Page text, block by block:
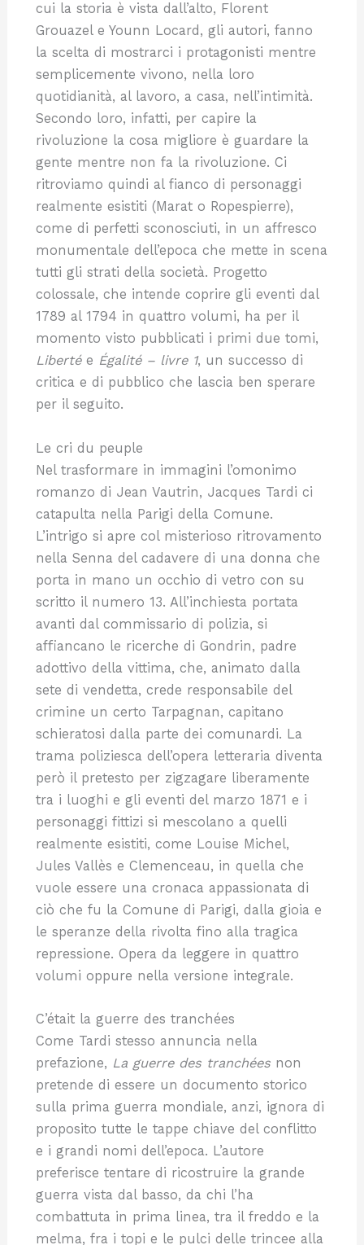
cui la storia è vista dall’alto, Florent
Grouazel e Younn Locard, gli autori, fanno
la scelta di mostrarci i protagonisti mentre
semplicemente vivono, nella loro
quotidianità, al lavoro, a casa, nell’intimità.
Secondo loro, infatti, per capire la
rivoluzione la cosa migliore è guardare la
gente mentre non fa la rivoluzione. Ci
ritroviamo quindi al fianco di personaggi
realmente esistiti (Marat o Ropespierre),
come di perfetti sconosciuti, in un affresco
monumentale dell’epoca che mette in scena
tutti gli strati della società. Progetto
colossale, che intende coprire gli eventi dal
1789 al 1794 in quattro volumi, ha per il
momento visto pubblicati i primi due tomi,
Libertée Égalité – livre 1, un successo di
critica e di pubblico che lascia ben sperare
per il seguito.
Le cri du peuple
Nel trasformare in immagini l’omonimo
romanzo di Jean Vautrin, Jacques Tardi ci
catapulta nella Parigi della Comune.
L’intrigo si apre col misterioso ritrovamento
nella Senna del cadavere di una donna che
porta in mano un occhio di vetro con su
scritto il numero 13. All’inchiesta portata
avanti dal commissario di polizia, si
affiancano le ricerche di Gondrin, padre
adottivo della vittima, che, animato dalla
sete di vendetta, crede responsabile del
crimine un certo Tarpagnan, capitano
schieratosi dalla parte dei comunardi. La
trama poliziesca dell’opera letteraria diventa
però il pretesto per zigzagare liberamente
tra i luoghi e gli eventi del marzo 1871 e i
personaggi fittizi si mescolano a quelli
realmente esistiti, come Louise Michel,
Jules Vallès e Clemenceau, in quella che
vuole essere una cronaca appassionata di
ciò che fu la Comune di Parigi, dalla gioia e
le speranze della rivolta fino alla tragica
repressione. Opera da leggere in quattro
volumi oppure nella versione integrale.
C’était la guerre des tranchées
Come Tardi stesso annuncia nella
prefazione, La guerre des tranchéesnon
pretende di essere un documento storico
sulla prima guerra mondiale, anzi, ignora di
proposito tutte le tappe chiave del conflitto
e i grandi nomi dell’epoca. L’autore
preferisce tentare di ricostruire la grande
guerra vista dal basso, da chi l’ha
combattuta in prima linea, tra il freddo e la
melma, fra i topi e le pulci delle trincee alla